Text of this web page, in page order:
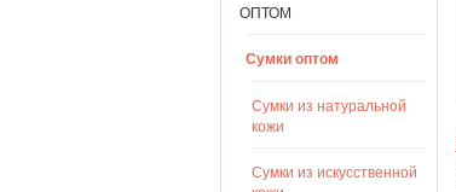
ОПТОМ
Сумки оптом
Сумки из натуральной
кожи
Сумки из искусственной